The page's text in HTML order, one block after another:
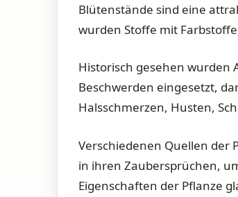
Blütenstände sind eine
wurden Stoffe mit
Historisch gesehen wurden
Beschwerden eingesetzt,
Halsschmerzen, Husten,
Verschiedenen Quellen der
in ihren Zaubersprüchen,
Eigenschaften der Pflanze